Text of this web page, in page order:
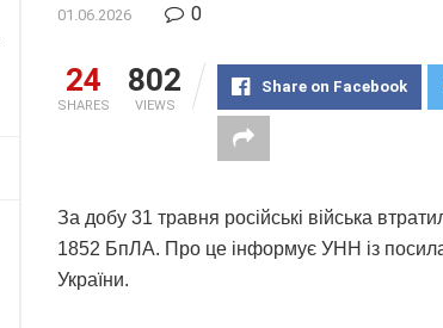
01.06.2026 0
24
SHARES
802
VIEWS
Share on Facebook
За добу 31 травня російські війська
1852 БпЛА. Про це інформує УНН із
України.